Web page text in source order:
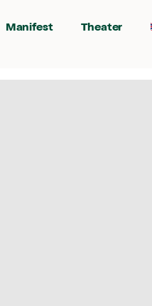
Manifest Theater